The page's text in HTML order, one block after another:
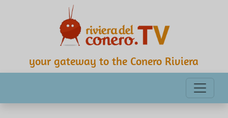
your gateway to the Conero Riviera